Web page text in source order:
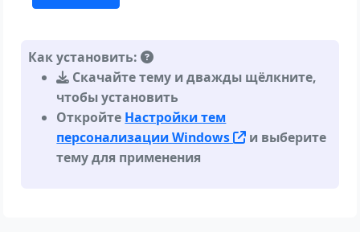
Как установить:
Скачайте тему и дважды щёлкните,
чтобы установить
Откройте Настройки тем
персонализации Windows
и выберите
тему для применения